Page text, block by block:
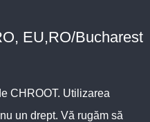
EU,RO/Bucharest
CHROOT. Utilizarea
un drept. Vă rugăm să